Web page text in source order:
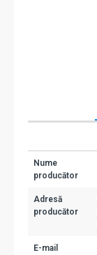
Nume
producător
Adresă
producător
E-mail